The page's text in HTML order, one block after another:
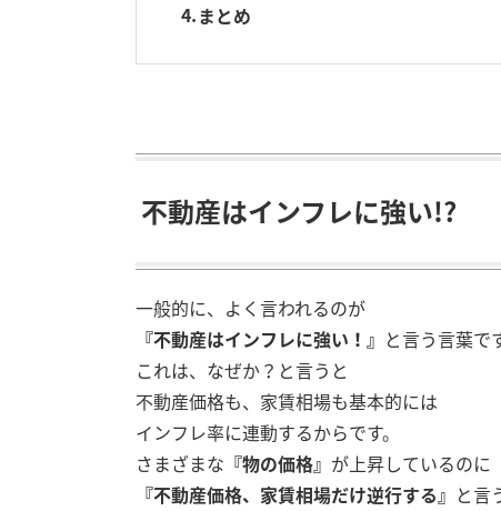
4 まとめ
不動産はインフレに強い!?
一般的に、よく言われるのが
『不動産はインフレに強い！』 と言う言葉で
これは、なぜか？と言うと
不動産価格も、家賃相場も基本的には
インフレ率に連動するからです。
さまざまな 『物の価格』 が上昇しているのに
『不動産価格、家賃相場だけ逆行する』 と言